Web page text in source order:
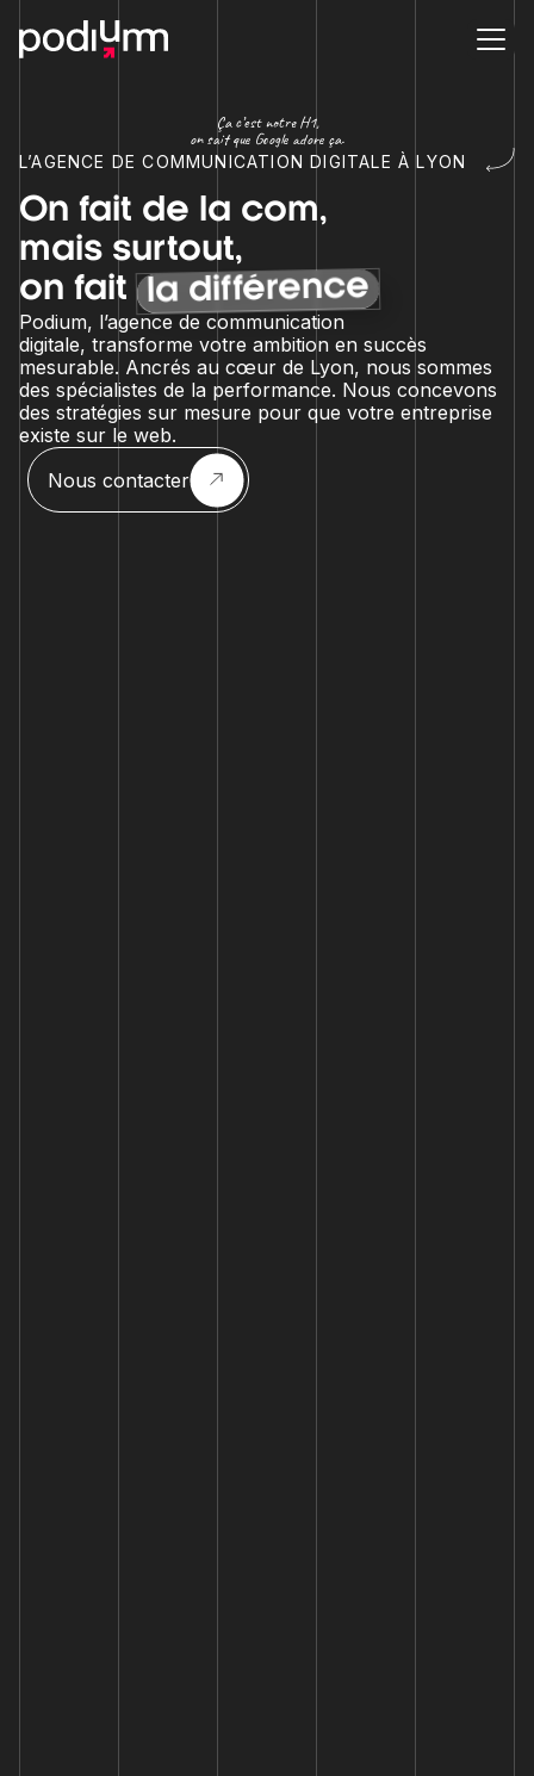
L’AGENCE DE COMMUNICATION DIGITALE À LYON
Ça c’est notre H1,
on sait que Google adore ça.
On fait de la com,
mais surtout,
on fait
la différence
Podium, l’agence de communication
digitale, transforme votre ambition en succès
mesurable. Ancrés au cœur de Lyon, nous sommes
des spécialistes de la performance. Nous concevons
des stratégies sur mesure pour que votre entreprise
existe sur le web.
Nous contacter